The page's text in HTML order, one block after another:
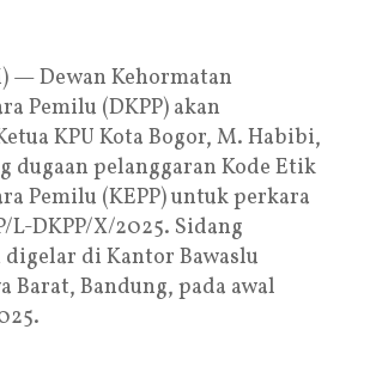
— Dewan Kehormatan
Pemilu (DKPP) akan
KPU Kota Bogor, M. Habibi,
dugaan pelanggaran Kode Etik
Pemilu (KEPP) untuk perkara
L-DKPP/X/2025. Sidang
di Kantor Bawaslu
Barat, Bandung, pada awal